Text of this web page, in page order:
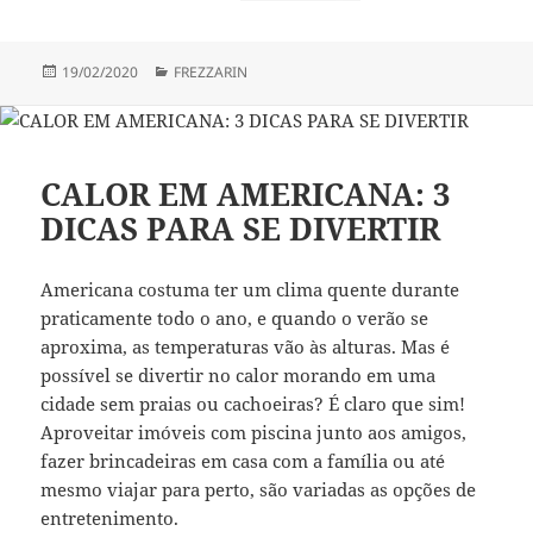
Publicado
19/02/2020 Categorias
FREZZARIN
CALOR EM AMERICANA: 3
DICAS PARA SE DIVERTIR
Americana costuma ter um clima quente durante
praticamente todo o ano, e quando o verão se
aproxima, as temperaturas vão às alturas. Mas é
possível se divertir no calor morando em uma
cidade sem praias ou cachoeiras? É claro que sim!
Aproveitar imóveis com piscina junto aos amigos,
fazer brincadeiras em casa com a família ou até
mesmo viajar para perto, são variadas as opções de
entretenimento.